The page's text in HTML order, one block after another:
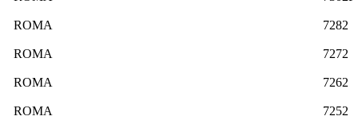
ROMA 7282
ROMA 7272
ROMA 7262
ROMA 7252